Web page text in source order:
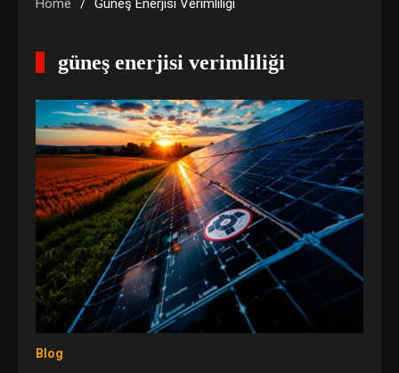
Home Güneş Enerjisi Verimliliği
güneş enerjisi verimliliği
Blog